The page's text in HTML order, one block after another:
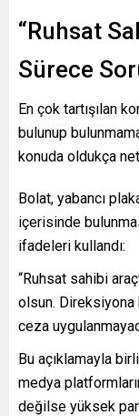
“Ruhsat
Sürece
En çok tartışılan
bulunup
konuda oldukça
Bolat, yabancı
içerisinde
ifadeleri kullandı:
“Ruhsat sahibi
olsun.
ceza
Bu açıklamayla
medya
değilse yüksek